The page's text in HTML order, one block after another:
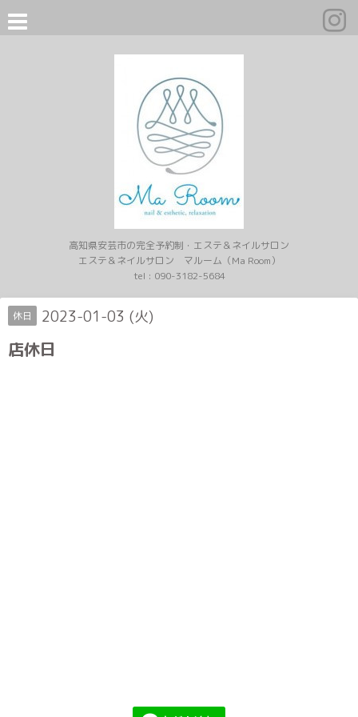
高知県安芸市の完全予約制・エステ＆ネイルサロン
エステ＆ネイルサロン マルーム（Ma Room）
tel : 090-3182-5684
休日 2023-01-03 (火)
店休日